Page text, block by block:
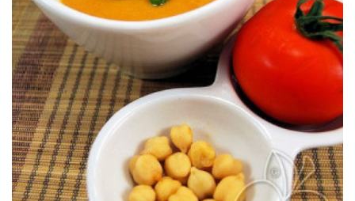
CREMA DE TOMATES & GARBANZOS
Una crema de verduras y legumbre es un concentrado de salud y
bienestar: el tomate nos aporta todos sus beneficios y los garbanzos
triturados son más fáciles de digerir.